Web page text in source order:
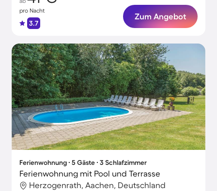
pro Nacht
3.7
Zum Angebot
Ferienwohnung ∙ 5 Gäste ∙ 3 Schlafzimmer
Ferienwohnung mit Pool und Terrasse
Herzogenrath, Aachen, Deutschland